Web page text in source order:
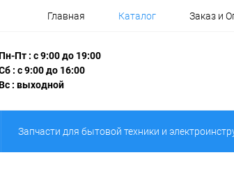
Главная Каталог Заказ и
Пт : с 9:00 до 19:00
: с 9:00 до 16:00
: выходной
Запчасти для бытовой техники и